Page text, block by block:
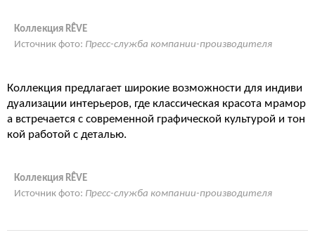
Коллекция RÊVE
Источник фото: Пресс-служба компании-производителя
Коллекция предлагает широкие возможности для индиви
дуализации интерьеров, где классическая красота мрамор
а встречается с современной графической культурой и тон
кой работой с деталью.
Коллекция RÊVE
Источник фото: Пресс-служба компании-производителя